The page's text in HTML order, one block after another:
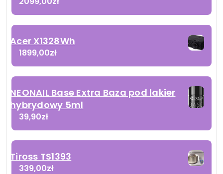
Acer X1328Wh
1899,00zł
NEONAIL Base Extra Baza pod lakier
hybrydowy 5ml
39,90zł
Tiross TS1393
339,00zł